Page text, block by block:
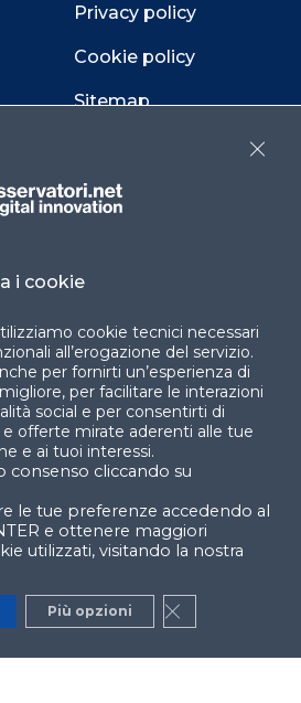
Privacy policy
Cookie policy
Sitemap
LinkedIn
X
i cookie
cookie tecnici necessari
all’erogazione del servizio.
per fornirti un’esperienza di
per facilitare le interazioni
social e per consentirti di
offerte mirate aderenti alle tue
e ai tuoi interessi.
consenso cliccando su
le tue preferenze accedendo al
e ottenere maggiori
utilizzati, visitando la nostra
Più opzioni Close GDPR